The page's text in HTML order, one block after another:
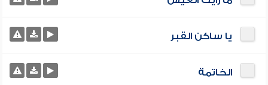
يا ساكن القبر
الخاتمة